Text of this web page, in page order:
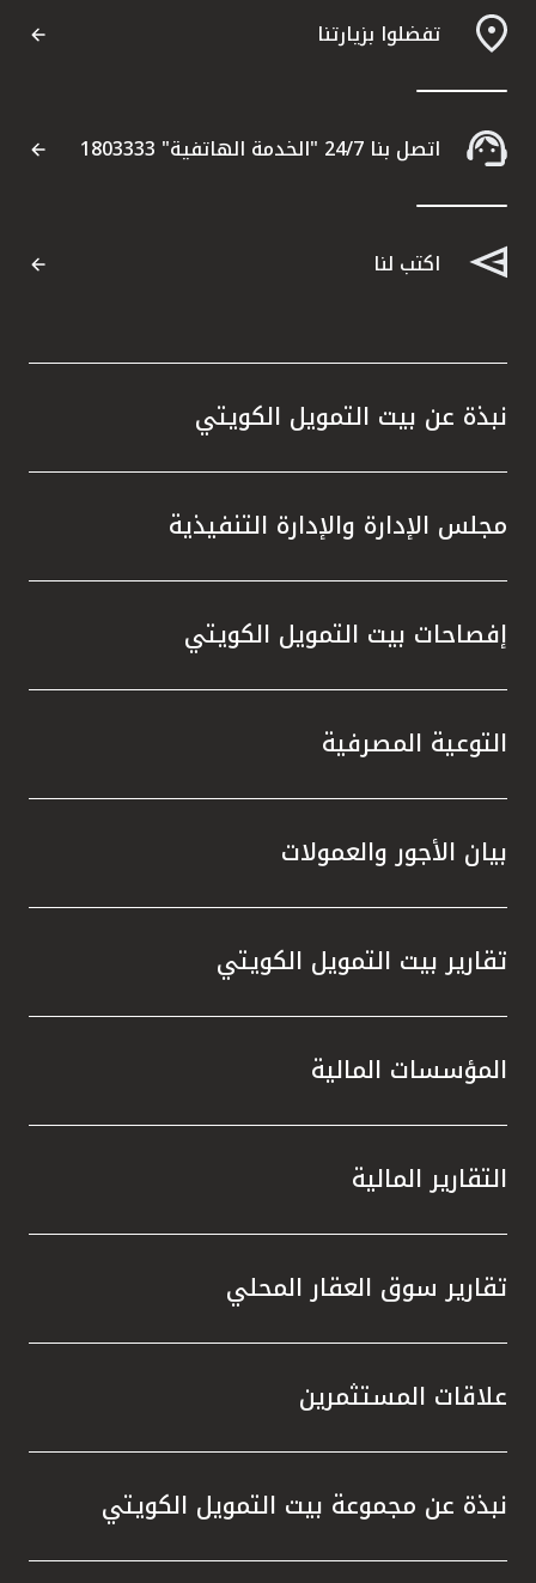
تفضلوا بزيارتنا
اتصل بنا 24/7 "الخدمة الهاتفية" 1803333
اكتب لنا
نبذة عن بيت التمويل الكويتي
مجلس الإدارة والإدارة التنفيذية
إفصاحات بيت التمويل الكويتي
التوعية المصرفية
بيان الأجور والعمولات
تقارير بيت التمويل الكويتي
المؤسسات المالية
التقارير المالية
تقارير سوق العقار المحلي
علاقات المستثمرين
نبذة عن مجموعة بيت التمويل الكويتي